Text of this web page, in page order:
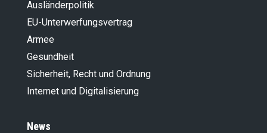
Ausländer­politik
EU-Unterwerfungsvertrag
Armee
Gesundheit
Sicherheit, Recht und Ordnung
Internet und Digitalisierung
News